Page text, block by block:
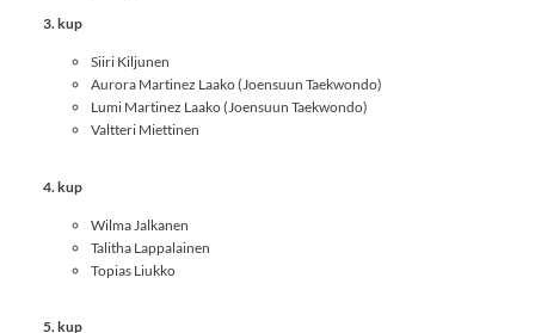
3. kup
Siiri Kiljunen
Aurora Martinez Laako (Joensuun Taekwondo)
Lumi Martinez Laako (Joensuun Taekwondo)
Valtteri Miettinen
4. kup
Wilma Jalkanen
Talitha Lappalainen
Topias Liukko
5. kup